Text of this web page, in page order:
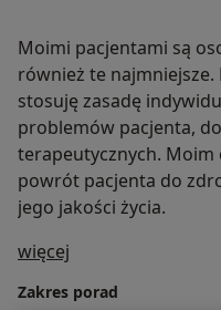
Moimi pacjentami są
również te najmniejsze.
stosuję zasadę
problemów pacjenta,
terapeutycznych. Moim
powrót pacjenta do
jego jakości życia.
więcej
Zakres porad